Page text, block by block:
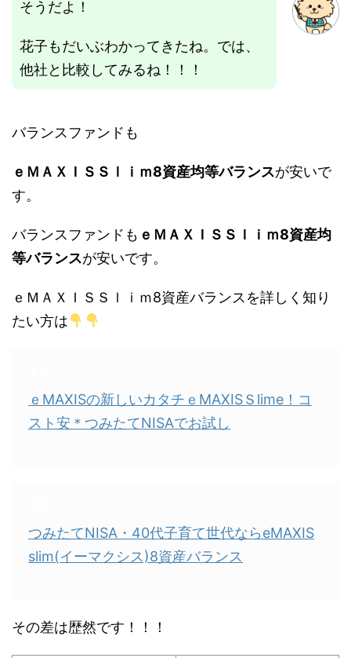
そうだよ！
花子もだいぶわかってきたね。では、
他社と比較してみるね！！！
バランスファンドも
ｅＭＡＸＩＳＳｌｉｍ8資産均等バランスが安いで
す。
バランスファンドも ｅＭＡＸＩＳＳｌｉｍ8資産均
等バランスが安いです。
ｅＭＡＸＩＳＳｌｉｍ8資産バランスを詳しく知り
たい方は
ｅMAXISの新しいカタチｅMAXISＳlime！コ
スト安＊つみたてNISAでお試し
つみたてNISA・40代子育て世代ならeMAXIS
slim(イーマクシス)8資産バランス
その差は歴然です！！！